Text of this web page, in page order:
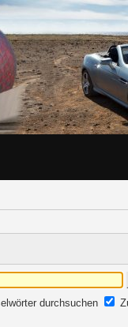
durchsuchen